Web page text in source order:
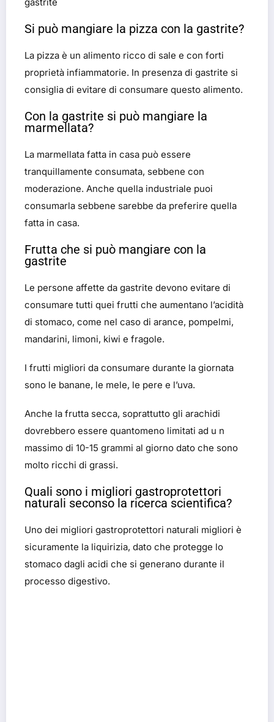
Si può mangiare la pizza con la gastrite?
La pizza è un alimento ricco di sale e con forti
proprietà infiammatorie. In presenza di gastrite si
consiglia di evitare di consumare questo alimento.
Con la gastrite si può mangiare la
marmellata?
La marmellata fatta in casa può essere
tranquillamente consumata, sebbene con
moderazione. Anche quella industriale puoi
consumarla sebbene sarebbe da preferire quella
fatta in casa.
Frutta che si può mangiare con la
gastrite
Le persone affette da gastrite devono evitare di
consumare tutti quei frutti che aumentano l’acidità
di stomaco, come nel caso di arance, pompelmi,
mandarini, limoni, kiwi e fragole.
I frutti migliori da consumare durante la giornata
sono le banane, le mele, le pere e l’uva.
Anche la frutta secca, soprattutto gli arachidi
dovrebbero essere quantomeno limitati ad u n
massimo di 10-15 grammi al giorno dato che sono
molto ricchi di grassi.
Quali sono i migliori gastroprotettori
naturali seconso la ricerca scientifica?
Uno dei migliori gastroprotettori naturali migliori è
sicuramente la liquirizia, dato che protegge lo
stomaco dagli acidi che si generano durante il
processo digestivo.